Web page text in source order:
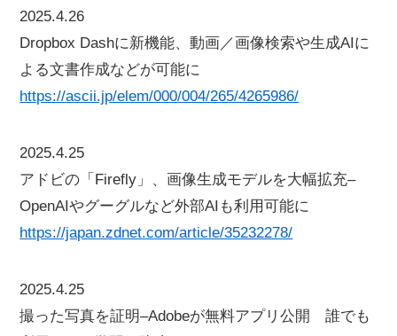
2025.4.26
Dropbox Dashに新機能、動画／画像検索や生成AIに
よる文書作成などが可能に
https://ascii.jp/elem/000/004/265/4265986/
2025.4.25
アドビの「Firefly」、画像生成モデルを大幅拡充–
OpenAIやグーグルなど外部AIも利用可能に
https://japan.zdnet.com/article/35232278/
2025.4.25
撮った写真を証明–Adobeが無料アプリ公開 誰でも